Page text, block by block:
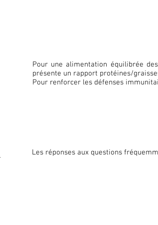
Pour une alimentation équilibrée
présente un rapport protéines/
Pour renforcer les défenses
Les réponses aux questions